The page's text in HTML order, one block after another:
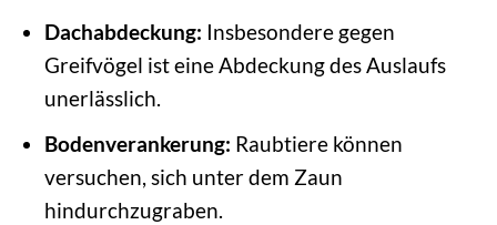
Dachabdeckung: Insbesondere gegen
Greifvögel ist eine Abdeckung des Auslaufs
unerlässlich.
Bodenverankerung: Raubtiere können
versuchen, sich unter dem Zaun
hindurchzugraben.